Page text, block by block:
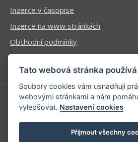
Inzerce v časopise
Inzerce na www stránkách
Obchodní podmínky
Ochrana osobních údajů
Příhlášení | Registrace
Kontaktní informace
Tato webová stránka
Soubory cookies vám usnadňují
webovými stránkami a nám
vylepšovat. Nastavení cookies
Přijmout všechny